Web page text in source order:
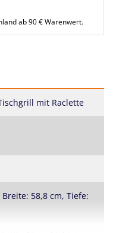
ab 90 € Warenwert.
mit Raclette
58,8 cm, Tiefe: